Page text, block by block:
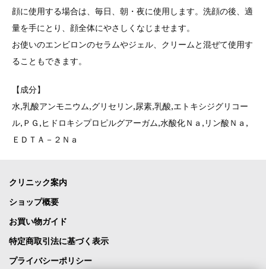
顔に使用する場合は、毎日、朝・夜に使用します。洗顔の後、適
量を手にとり、顔全体にやさしくなじませます。
お使いのエンビロンのセラムやジェル、クリームと混ぜて使用す
ることもできます。
【成分】
水,乳酸アンモニウム,グリセリン,尿素,乳酸,エトキシジグリコー
ル,ＰＧ,ヒドロキシプロピルグアーガム,水酸化Ｎａ,リン酸Ｎａ,
ＥＤＴＡ－２Ｎａ
クリニック案内
ショップ概要
お買い物ガイド
特定商取引法に基づく表示
プライバシーポリシー